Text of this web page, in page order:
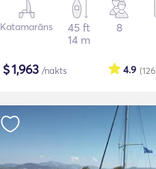
Katamarāns
45 ft
14 m
8
$1,963 /nakts (126
4.9